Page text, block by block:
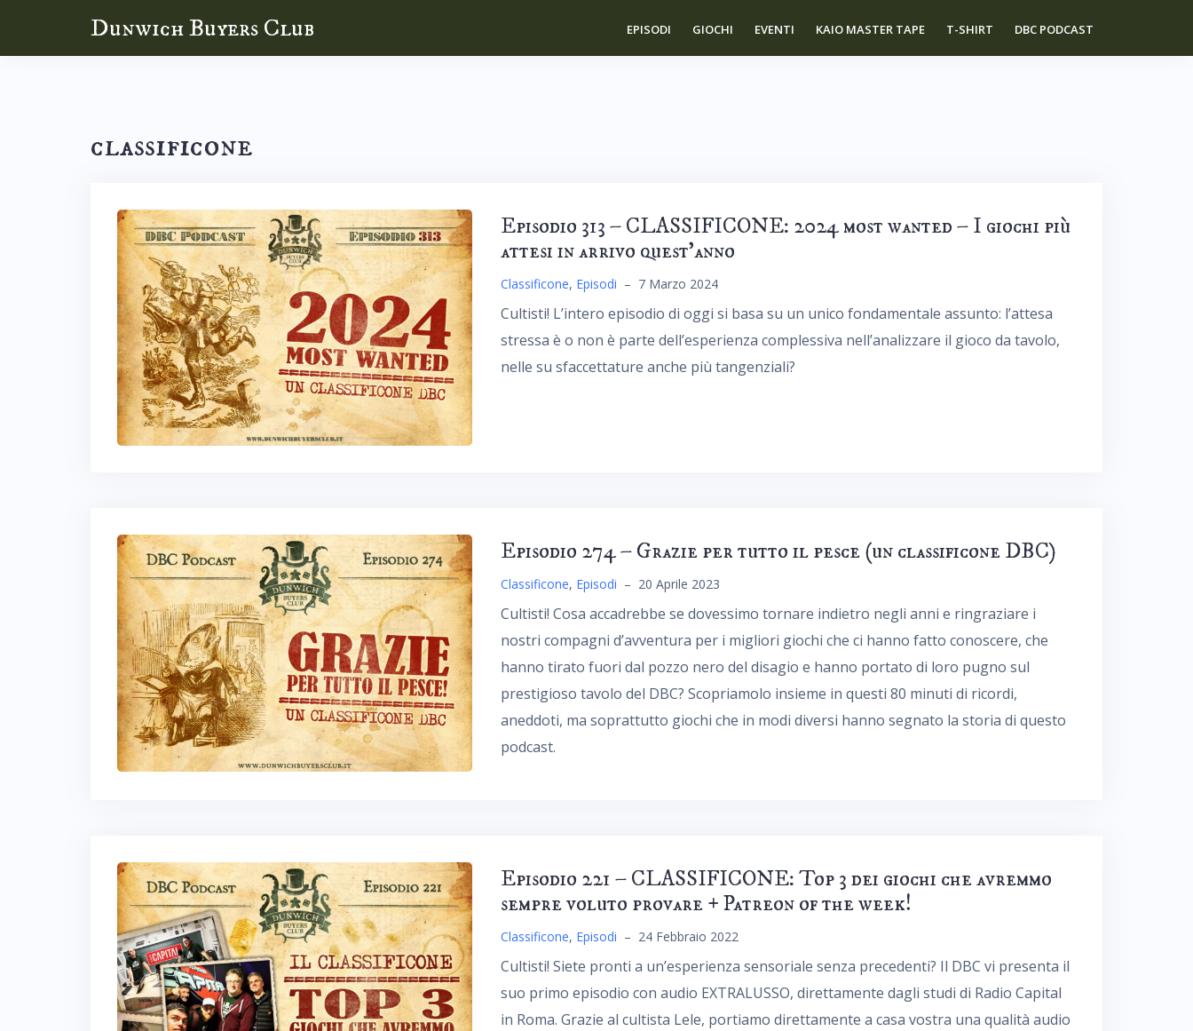
Dunwich Buyers Club EPISODI GIOCHI EVENTI KAIO MASTER TAPE T-SHIRT DBC PODCAST
classificone
Episodio 313 – CLASSIFICONE: 2024 most wanted – I giochi più
attesi in arrivo quest’anno
Classificone, Episodi – 7 Marzo 2024
Cultisti! L’intero episodio di oggi si basa su un unico fondamentale assunto: l’attesa
stressa è o non è parte dell’esperienza complessiva nell’analizzare il gioco da tavolo,
nelle su sfaccettature anche più tangenziali?
Episodio 274 – Grazie per tutto il pesce (un classificone DBC)
Classificone, Episodi – 20 Aprile 2023
Cultisti! Cosa accadrebbe se dovessimo tornare indietro negli anni e ringraziare i
nostri compagni d’avventura per i migliori giochi che ci hanno fatto conoscere, che
hanno tirato fuori dal pozzo nero del disagio e hanno portato di loro pugno sul
prestigioso tavolo del DBC? Scopriamolo insieme in questi 80 minuti di ricordi,
aneddoti, ma soprattutto giochi che in modi diversi hanno segnato la storia di questo
podcast.
Episodio 221 – CLASSIFICONE: Top 3 dei giochi che avremmo
sempre voluto provare + Patreon of the week!
Classificone, Episodi – 24 Febbraio 2022
Cultisti! Siete pronti a un’esperienza sensoriale senza precedenti? Il DBC vi presenta il
suo primo episodio con audio EXTRALUSSO, direttamente dagli studi di Radio Capital
in Roma. Grazie al cultista Lele, portiamo direttamente a casa vostra una qualità audio